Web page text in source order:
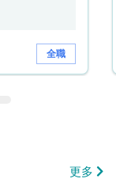
全職
更多